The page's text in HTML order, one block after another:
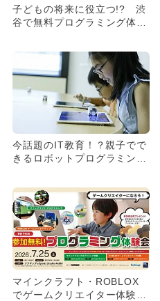
子どもの将来に役立つ!? 渋
谷で無料プログラミング体
今話題のIT教育！？親子でで
きるロボットプログラミング
マインクラフト・ROBLOX
でゲームクリエイター体験！